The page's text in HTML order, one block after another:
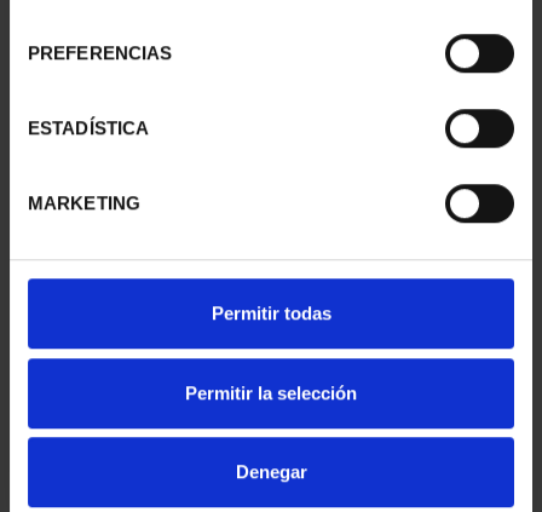
PREFERENCIAS
ESTADÍSTICA
MARKETING
Permitir todas
Permitir la selección
Denegar
LLEGADA A LA LUNA
(2019) ...